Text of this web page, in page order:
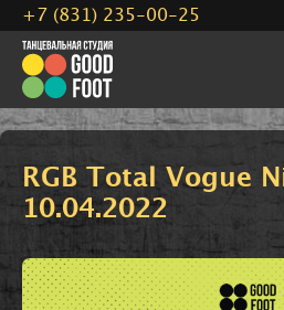
RGB Total Vogue
10.04.2022
+7 (831) 235-00-25